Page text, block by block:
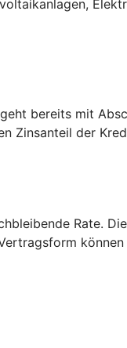
bereits mit
Zinsanteil der
Rate.